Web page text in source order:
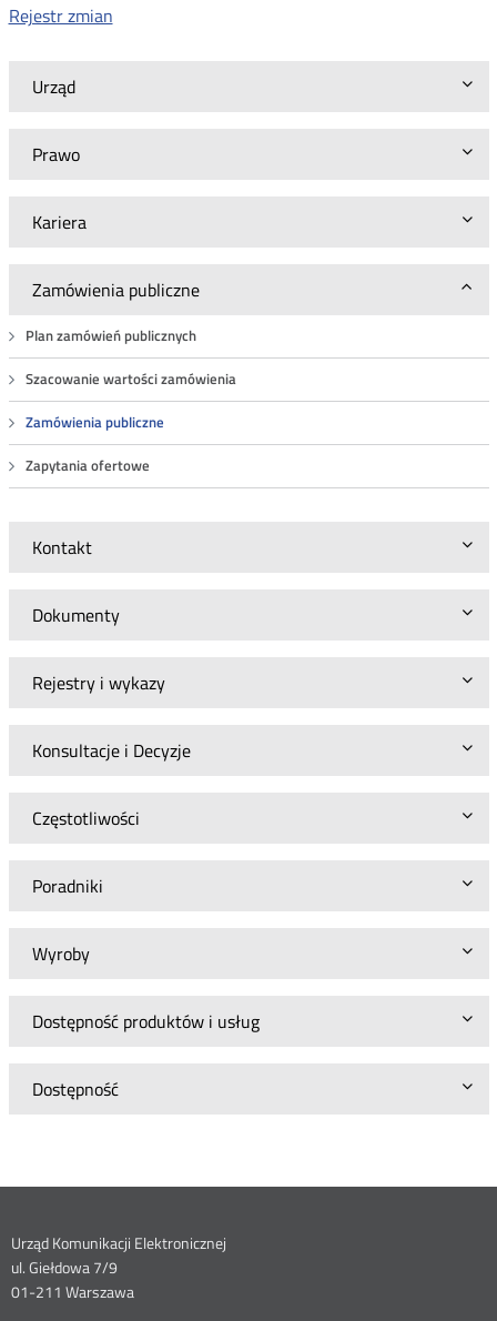
Urząd
Prawo
Kariera
Zamówienia publiczne
Plan zamówień publicznych
Szacowanie wartości zamówienia
Zamówienia publiczne
Zapytania ofertowe
Kontakt
Dokumenty
Rejestry i wykazy
Konsultacje i Decyzje
Częstotliwości
Poradniki
Wyroby
Dostępność produktów i usług
Dostępność
Rejestr zmian
Dane
kontaktowe
Urząd Komunikacji Elektronicznej
ul. Giełdowa 7/9
01-211 Warszawa